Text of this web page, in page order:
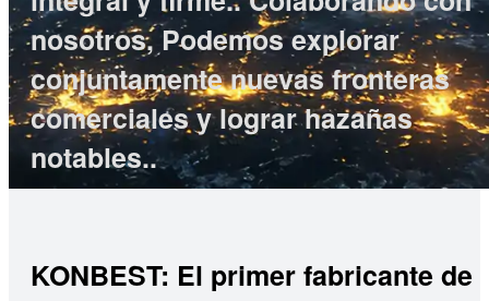
nosotros, Podemos explorar
conjuntamente nuevas fronteras
comerciales y lograr hazañas
notables..
KONBEST: El primer fabricante de